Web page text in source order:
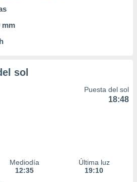
mm
sol
Puesta del sol
18:48
Mediodía
12:35
Última luz
19:10